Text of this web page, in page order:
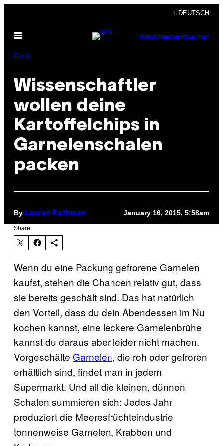
content
+ DEUTSCH
Open
SUBSCRIBENEWSLETTER
Food
Wissenschaftler
wollen deine
Kartoffelchips in
Garnelenschalen
packen
By Lauren Rothman January 16, 2015, 5:58am
Share:
Wenn du eine Packung gefrorene Garnelen
kaufst, stehen die Chancen relativ gut, dass
sie bereits geschält sind. Das hat natürlich
den Vorteil, dass du dein Abendessen im Nu
kochen kannst, eine leckere Garnelenbrühe
kannst du daraus aber leider nicht machen.
Vorgeschälte Garnelen, die roh oder gefroren
erhältlich sind, findet man in jedem
Supermarkt. Und all die kleinen, dünnen
Schalen summieren sich: Jedes Jahr
produziert die Meeresfrüchteindustrie
tonnenweise Garnelen, Krabben und